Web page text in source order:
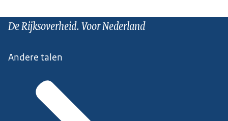
De Rijksoverheid. Voor Nederland
Andere talen